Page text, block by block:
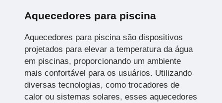
Aquecedores para piscina
Aquecedores para piscina são dispositivos
projetados para elevar a temperatura da água
em piscinas, proporcionando um ambiente
mais confortável para os usuários. Utilizando
diversas tecnologias, como trocadores de
calor ou sistemas solares, esses aquecedores